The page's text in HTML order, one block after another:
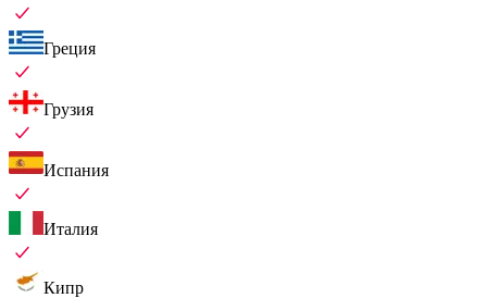
Греция
Грузия
Испания
Италия
Кипр